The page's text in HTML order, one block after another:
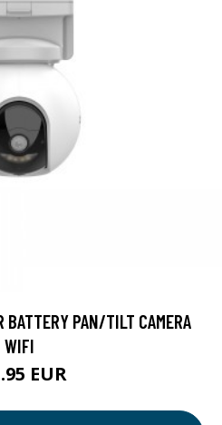
BATTERY PAN/TILT CAMERA
WIFI
EUR